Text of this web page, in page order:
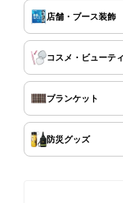
店舗・ブース装飾
コスメ・ビューテ
ブランケット
防災グッズ